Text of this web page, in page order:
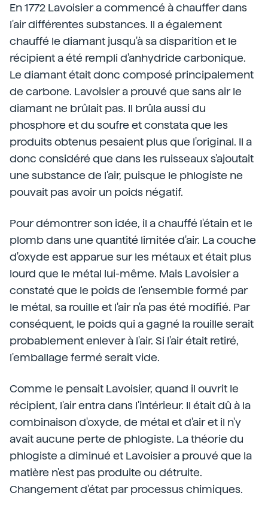
En 1772 Lavoisier a commencé à chauffer dans
l'air différentes substances. Il a également
chauffé le diamant jusqu'à sa disparition et le
récipient a été rempli d'anhydride carbonique.
Le diamant était donc composé principalement
de carbone. Lavoisier a prouvé que sans air le
diamant ne brûlait pas. Il brûla aussi du
phosphore et du soufre et constata que les
produits obtenus pesaient plus que l'original. Il a
donc considéré que dans les ruisseaux s'ajoutait
une substance de l'air, puisque le phlogiste ne
pouvait pas avoir un poids négatif.
Pour démontrer son idée, il a chauffé l'étain et le
plomb dans une quantité limitée d'air. La couche
d'oxyde est apparue sur les métaux et était plus
lourd que le métal lui-même. Mais Lavoisier a
constaté que le poids de l'ensemble formé par
le métal, sa rouille et l'air n'a pas été modifié. Par
conséquent, le poids qui a gagné la rouille serait
probablement enlever à l'air. Si l'air était retiré,
l'emballage fermé serait vide.
Comme le pensait Lavoisier, quand il ouvrit le
récipient, l'air entra dans l'intérieur. Il était dû à la
combinaison d'oxyde, de métal et d'air et il n'y
avait aucune perte de phlogiste. La théorie du
phlogiste a diminué et Lavoisier a prouvé que la
matière n'est pas produite ou détruite.
Changement d'état par processus chimiques.